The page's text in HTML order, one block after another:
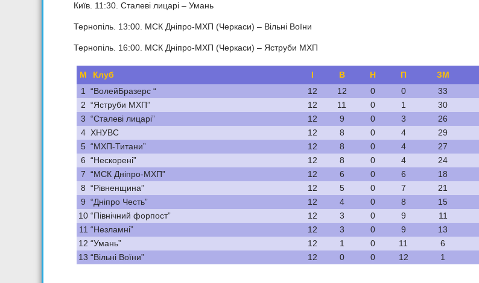
Київ. 11:30. Сталеві лицарі – Умань
Тернопіль. 13:00. МСК Дніпро-МХП (Черкаси) – Вільні Воїни
Тернопіль. 16:00. МСК Дніпро-МХП (Черкаси) – Яструби МХП
М Клуб І В Н П ЗМ
1
“ВолейБразерс “ 12 12 0 0 33
2 “Яструби МХП” 12 11 0 1 30
3 “Сталеві лицарі” 12 9 0 3 26
4 ХНУВС 12 8 0 4 29
5 “МХП-Титани” 12 8 0 4 27
6 “Нескорені” 12 8 0 4 24
7 “МСК Дніпро-МХП” 12 6 0 6 18
8 “Рівненщина” 12 5 0 7 21
9 “Дніпро Честь” 12 4 0 8 15
10 “Північний форпост” 12 3 0 9 11
11 “Незламні” 12 3 0 9 13
12 “Умань” 12 1 0 11 6
13 “Вільні Воїни” 12 0 0 12 1